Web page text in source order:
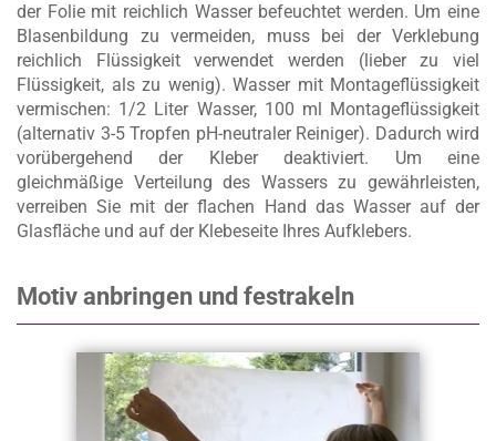
der Folie mit reichlich Wasser befeuchtet werden. Um eine
Blasenbildung zu vermeiden, muss bei der Verklebung
reichlich Flüssigkeit verwendet werden (lieber zu viel
Flüssigkeit, als zu wenig). Wasser mit Montageflüssigkeit
vermischen: 1/2 Liter Wasser, 100 ml Montageflüssigkeit
(alternativ 3-5 Tropfen pH-neutraler Reiniger). Dadurch wird
vorübergehend der Kleber deaktiviert. Um eine
gleichmäßige Verteilung des Wassers zu gewährleisten,
verreiben Sie mit der flachen Hand das Wasser auf der
Glasfläche und auf der Klebeseite Ihres Aufklebers.
Motiv anbringen und festrakeln